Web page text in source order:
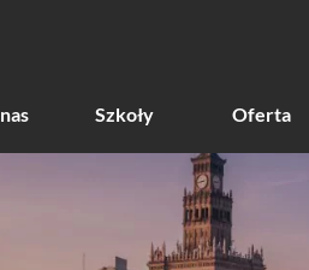
Szkoły Oferta